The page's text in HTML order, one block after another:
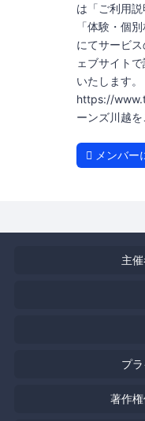
は「ご利用
「体験・個
にてサービ
ェブサイト
いたします
https://
ーンズ川越
メンバー
主
プ
著作